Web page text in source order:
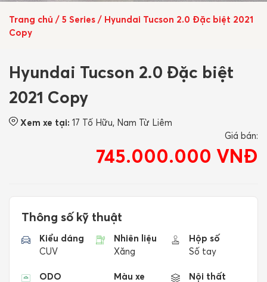
Trang chủ / 5 Series / Hyundai Tucson 2.0 Đặc biệt 2021
Copy
Hyundai Tucson 2.0 Đặc biệt
2021 Copy
Xem xe tại: 17 Tố Hữu, Nam Từ Liêm
Giá bán:
745.000.000 VNĐ
Thông số kỹ thuật
Kiểu dáng
CUV
Nhiên liệu
Xăng
Hộp số
Số tay
ODO
Màu xe
Nội thất